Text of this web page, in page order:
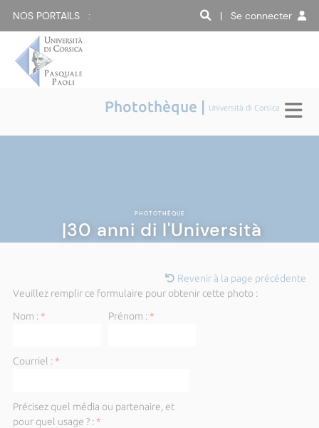
NOS PORTAILS : | Se connecter
Photothèque | Università di Corsica
PHOTOTHÈQUE
|30 anni di l'Università
Revenir à la page précédente
Veuillez remplir ce formulaire pour obtenir cette photo :
Nom :* Prénom :*
Courriel :*
Précisez quel média ou partenaire, et
pour quel usage ? :*